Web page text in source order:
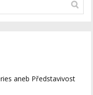
aneb Představivost